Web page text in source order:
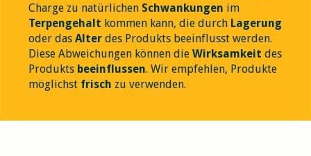
Charge zu natürlichen Schwankungen im
Terpengehalt kommen kann, die durch Lagerung
oder das Alter des Produkts beeinflusst werden.
Diese Abweichungen können die Wirksamkeit des
Produkts beeinflussen. Wir empfehlen, Produkte
möglichst frisch zu verwenden.